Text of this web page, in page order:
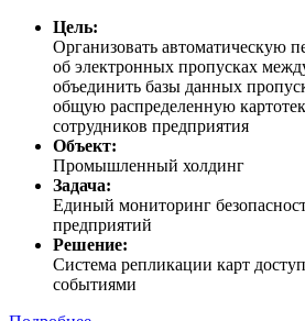
Цель:
Организовать автоматическую
об электронных пропусках
объединить базы данных
общую распределенную
сотрудников предприятия
Объект:
Промышленный холдинг
Задача:
Единый мониторинг
предприятий
Решение:
Система репликации карт
событиями